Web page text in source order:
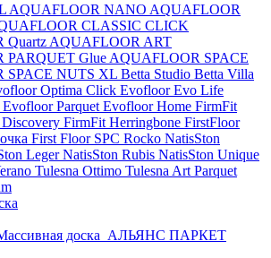
AQUAFLOOR NANO AQUAFLOOR
CLASSIC CLICK
Quartz AQUAFLOOR ART
PARQUET Glue AQUAFLOOR SPACE
SPACE NUTS XL Betta Studio Betta Villa
Optima Click Evofloor Evo Life
Evofloor Parquet Evofloor Home FirmFit
FirmFit Herringbone FirstFloor
First Floor SPC Rocko NatisSton
LegerNatisSton Rubis NatisSton Unique
Tulesna Ottimo Tulesna Art Parquet
доска АЛЬЯНС ПАРКЕТ